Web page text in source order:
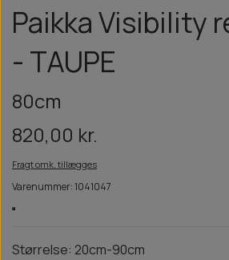
Paikka Visibility
- TAUPE
80cm
820,00 kr.
Fragt omk. tillægges
Varenummer: 1041047
Størrelse: 20cm-90cm